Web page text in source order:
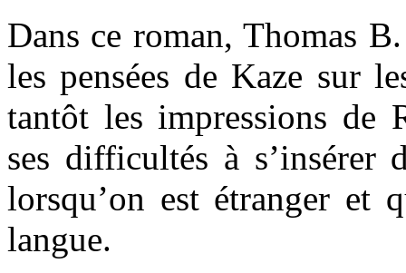
Dans ce roman, Thomas
les pensées de Kaze sur
tantôt les impressions de
ses difficultés à s’insérer
lorsqu’on est étranger et
langue.